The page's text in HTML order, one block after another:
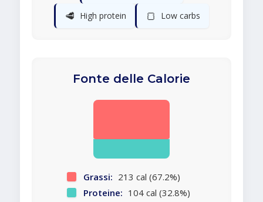
🥩 High protein 🍞 Low carbs
Fonte delle Calorie
Grassi: 213 cal (67.2%)
Proteine: 104 cal (32.8%)